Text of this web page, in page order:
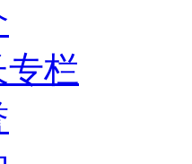
栏